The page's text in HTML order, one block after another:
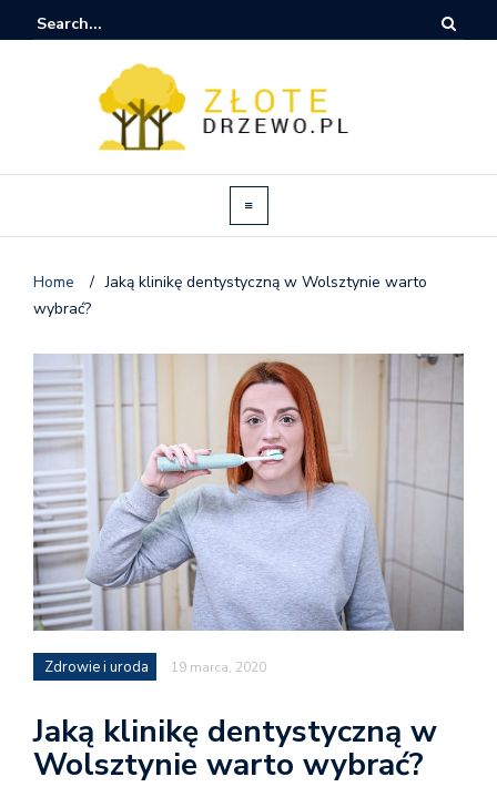
Home / Jaką klinikę dentystyczną w Wolsztynie warto
wybrać?
Zdrowie i uroda 19 marca, 2020
Jaką klinikę dentystyczną w
Wolsztynie warto wybrać?